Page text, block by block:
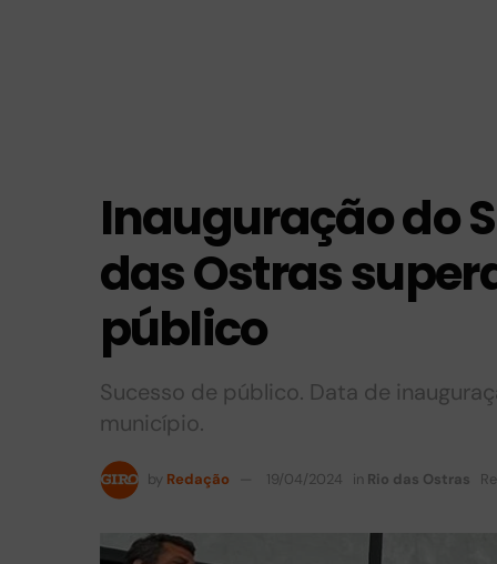
Inauguração do
das Ostras
público
Sucesso de público. Data de
município.
by Redação 19/04/2024 in Rio das Ostras